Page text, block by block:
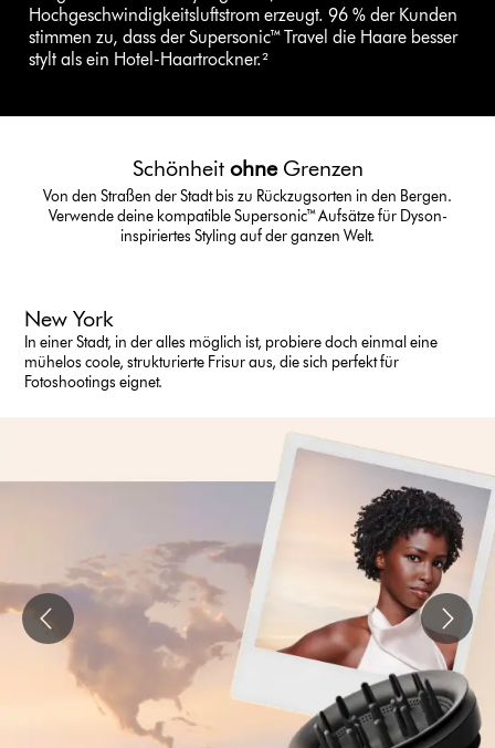
Hochgeschwindigkeitsluftstrom erzeugt. 96 % der Kunden
stimmen zu, dass der Supersonic™ Travel die Haare besser
stylt als ein Hotel-Haartrockner.²
Schönheit ohneGrenzen
Von den Straßen der Stadt bis zu Rückzugsorten in den Bergen.
Verwende deine kompatible Supersonic™ Aufsätze für Dyson-
inspiriertes Styling auf der ganzen Welt.
New York
In einer Stadt, in der alles möglich ist, probiere doch einmal eine
mühelos coole, strukturierte Frisur aus, die sich perfekt für
Fotoshootings eignet.